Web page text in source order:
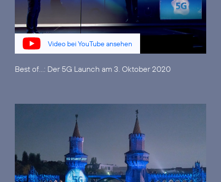
Video bei YouTube ansehen
Best of...: Der 5G Launch am 3. Oktober 2020